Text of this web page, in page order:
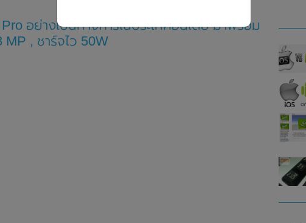
อย่างเป็นทางการในประเทศอินเดีย มาพร้อม
, ชาร์จไว 50W